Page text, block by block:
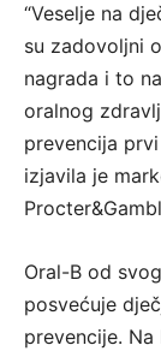
“Veselje na
su zadovoljni
nagrada i to
oralnog
prevencija
izjavila je
Oral-B od
posvećuje
prevencije.